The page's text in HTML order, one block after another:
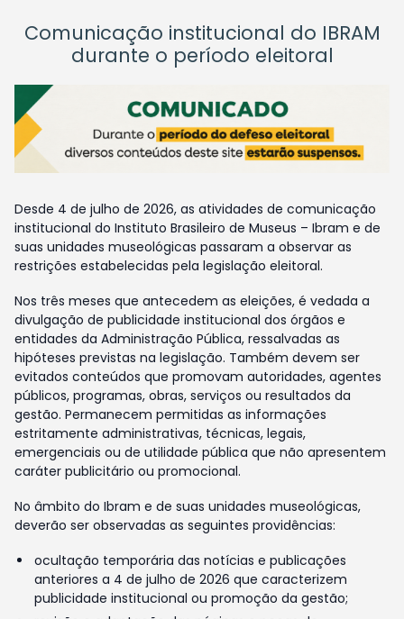
Comunicação institucional do IBRAM
durante o período eleitoral
Desde 4 de julho de 2026, as atividades de comunicação
institucional do Instituto Brasileiro de Museus – Ibram e de
suas unidades museológicas passaram a observar as
restrições estabelecidas pela legislação eleitoral.
Nos três meses que antecedem as eleições, é vedada a
divulgação de publicidade institucional dos órgãos e
entidades da Administração Pública, ressalvadas as
hipóteses previstas na legislação. Também devem ser
evitados conteúdos que promovam autoridades, agentes
públicos, programas, obras, serviços ou resultados da
gestão. Permanecem permitidas as informações
estritamente administrativas, técnicas, legais,
emergenciais ou de utilidade pública que não apresentem
caráter publicitário ou promocional.
No âmbito do Ibram e de suas unidades museológicas,
deverão ser observadas as seguintes providências:
ocultação temporária das notícias e publicações
anteriores a 4 de julho de 2026 que caracterizem
publicidade institucional ou promoção da gestão;